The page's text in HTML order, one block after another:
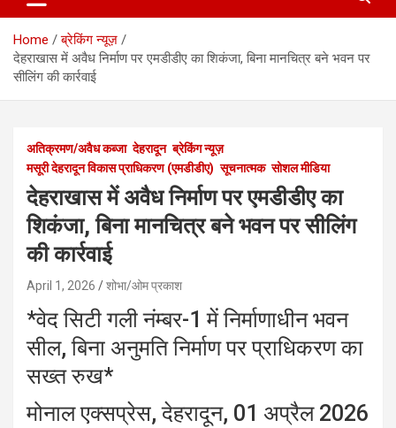
Home
ब्रेकिंग न्यूज़
देहराखास में अवैध निर्माण पर एमडीडीए का शिकंजा, बिना मानचित्र बने भवन पर
सीलिंग की कार्रवाई
अतिक्रमण/अवैध कब्जा देहरादून ब्रेकिंग न्यूज़
मसूरी देहरादून विकास प्राधिकरण (एमडीडीए) सूचनात्मक सोशल मीडिया
देहराखास में अवैध निर्माण पर एमडीडीए का
शिकंजा, बिना मानचित्र बने भवन पर सीलिंग
की कार्रवाई
April 1, 2026 शोभा/ओम प्रकाश
*वेद सिटी गली नंम्बर-1 में निर्माणाधीन भवन
सील, बिना अनुमति निर्माण पर प्राधिकरण का
सख्त रुख*
मोनाल एक्सप्रेस, देहरादून, 01 अप्रैल 2026